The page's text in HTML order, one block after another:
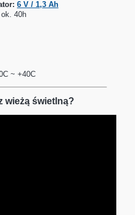
6 V / 1,3 Ah
40h
~ +40C
wieżą świetlną?